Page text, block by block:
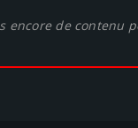
encore de contenu